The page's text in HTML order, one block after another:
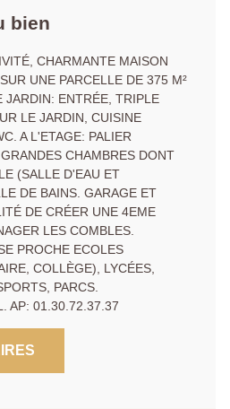
bien
CHARMANTE MAISON
UNE PARCELLE DE 375 M²
JARDIN: ENTRÉE, TRIPLE
LE JARDIN, CUISINE
A L'ETAGE: PALIER
CHAMBRES DONT
(SALLE D'EAU ET
DE BAINS. GARAGE ET
DE CRÉER UNE 4EME
LES COMBLES.
PROCHE ECOLES
COLLÈGE), LYCÉES,
PARCS.
AP: 01.30.72.37.37